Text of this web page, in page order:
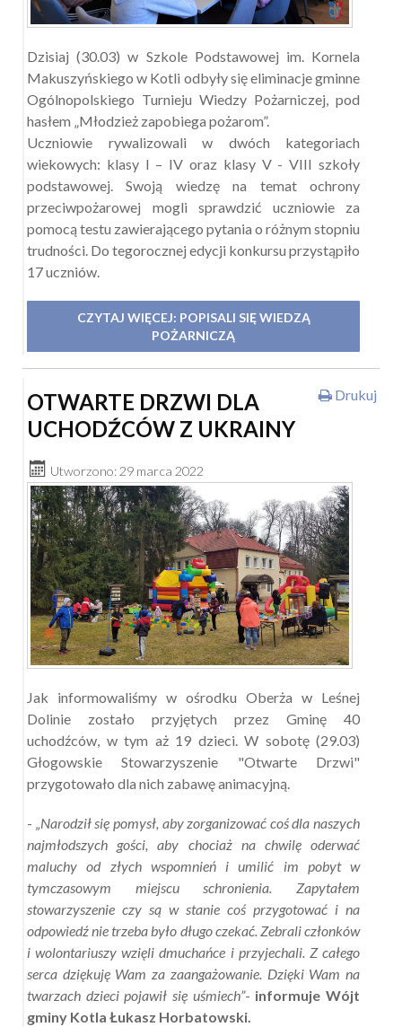
Dzisiaj (30.03) w Szkole Podstawowej im. Kornela
Makuszyńskiego w Kotli odbyły się eliminacje gminne
Ogólnopolskiego Turnieju Wiedzy Pożarniczej, pod
hasłem „Młodzież zapobiega pożarom”.
Uczniowie rywalizowali w dwóch kategoriach
wiekowych: klasy I – IV oraz klasy V - VIII szkoły
podstawowej. Swoją wiedzę na temat ochrony
przeciwpożarowej mogli sprawdzić uczniowie za
pomocą testu zawierającego pytania o różnym stopniu
trudności. Do tegorocznej edycji konkursu przystąpiło
17 uczniów.
CZYTAJ WIĘCEJ: POPISALI SIĘ WIEDZĄ
POŻARNICZĄ
OTWARTE DRZWI DLA
UCHODŹCÓW Z UKRAINY
Utworzono: 29 marca 2022
Drukuj
Jak informowaliśmy w ośrodku Oberża w Leśnej
Dolinie zostało przyjętych przez Gminę 40
uchodźców, w tym aż 19 dzieci. W sobotę (29.03)
Głogowskie Stowarzyszenie "Otwarte Drzwi"
przygotowało dla nich zabawę animacyjną.
- „Narodził się pomysł, aby zorganizować coś dla naszych
najmłodszych gości, aby chociaż na chwilę oderwać
maluchy od złych wspomnień i umilić im pobyt w
tymczasowym miejscu schronienia. Zapytałem
stowarzyszenie czy są w stanie coś przygotować i na
odpowiedź nie trzeba było długo czekać. Zebrali członków
i wolontariuszy wzięli dmuchańce i przyjechali. Z całego
serca dziękuję Wam za zaangażowanie. Dzięki Wam na
twarzach dzieci pojawił się uśmiech”- informuje Wójt
gminy Kotla Łukasz Horbatowski.